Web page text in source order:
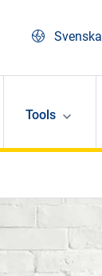
Svenska
Tools